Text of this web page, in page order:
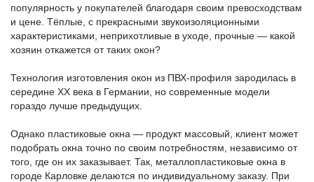
популярность у покупателей благодаря своим превосходствам
и цене. Тёплые, с прекрасными звукоизоляционными
характеристиками, неприхотливые в уходе, прочные — какой
хозяин откажется от таких окон?
Технология изготовления окон из ПВХ-профиля зародилась в
середине ХХ века в Германии, но современные модели
гораздо лучше предыдущих.
Однако пластиковые окна — продукт массовый, клиент может
подобрать окна точно по своим потребностям, независимо от
того, где он их заказывает. Так, металлопластиковые окна в
городе Карловке делаются по индивидуальному заказу. При